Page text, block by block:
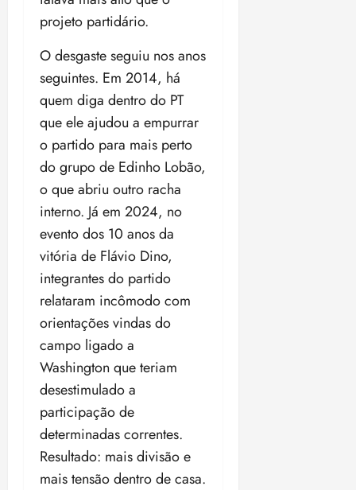
projeto partidário.
O desgaste seguiu nos anos
seguintes. Em 2014, há
quem diga dentro do PT
que ele ajudou a empurrar
o partido para mais perto
do grupo de Edinho Lobão,
o que abriu outro racha
interno. Já em 2024, no
evento dos 10 anos da
vitória de Flávio Dino,
integrantes do partido
relataram incômodo com
orientações vindas do
campo ligado a
Washington que teriam
desestimulado a
participação de
determinadas correntes.
Resultado: mais divisão e
mais tensão dentro de casa.